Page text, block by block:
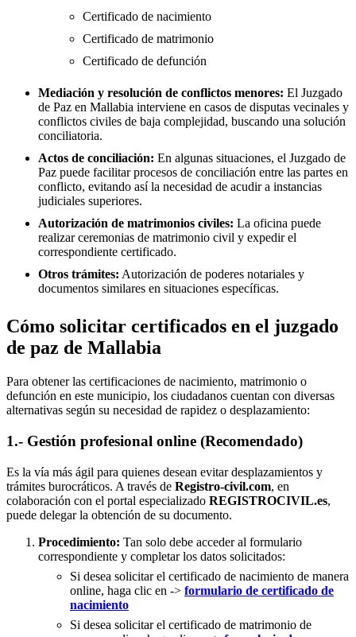
Certificado de nacimiento
Certificado de matrimonio
Certificado de defunción
Mediación y resolución de conflictos menores: El Juzgado
de Paz en Mallabia interviene en casos de disputas vecinales y
conflictos civiles de baja complejidad, buscando una solución
conciliatoria.
Actos de conciliación: En algunas situaciones, el Juzgado de
Paz puede facilitar procesos de conciliación entre las partes en
conflicto, evitando así la necesidad de acudir a instancias
judiciales superiores.
Autorización de matrimonios civiles: La oficina puede
realizar ceremonias de matrimonio civil y expedir el
correspondiente certificado.
Otros trámites: Autorización de poderes notariales y
documentos similares en situaciones específicas.
Cómo solicitar certificados en el juzgado
de paz de Mallabia
Para obtener las certificaciones de nacimiento, matrimonio o
defunción en este municipio, los ciudadanos cuentan con diversas
alternativas según su necesidad de rapidez o desplazamiento:
1.- Gestión profesional online (Recomendado)
Es la vía más ágil para quienes desean evitar desplazamientos y
trámites burocráticos. A través de Registro-civil.com, en
colaboración con el portal especializado REGISTROCIVIL.es,
puede delegar la obtención de su documento.
Procedimiento: Tan solo debe acceder al formulario
correspondiente y completar los datos solicitados:
Si desea solicitar el certificado de nacimiento de manera
online, haga clic en -> formulario de certificado de
nacimiento
Si desea solicitar el certificado de matrimonio de